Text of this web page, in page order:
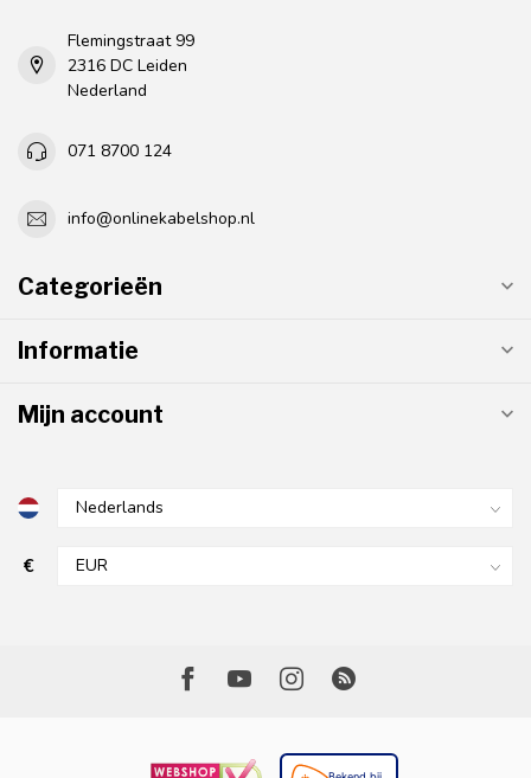
Flemingstraat 99
2316 DC Leiden
Nederland
071 8700 124
info@onlinekabelshop.nl
Categorieën
Informatie
Mijn account
€